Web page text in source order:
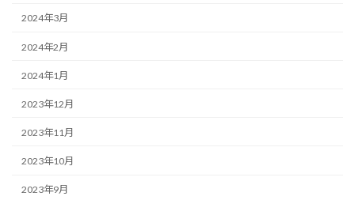
2024年3月
2024年2月
2024年1月
2023年12月
2023年11月
2023年10月
2023年9月